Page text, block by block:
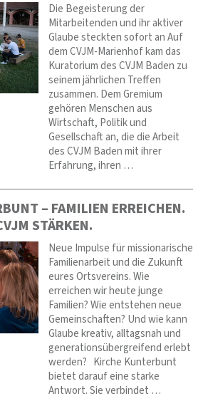
Die Begeisterung der
Mitarbeitenden und ihr aktiver
Glaube steckten sofort an Auf
dem CVJM-Marienhof kam das
Kuratorium des CVJM Baden zu
seinem jährlichen Treffen
zusammen. Dem Gremium
gehören Menschen aus
Wirtschaft, Politik und
Gesellschaft an, die die Arbeit
des CVJM Baden mit ihrer
Erfahrung, ihren …
– FAMILIEN ERREICHEN.
STÄRKEN.
Neue Impulse für missionarische
Familienarbeit und die Zukunft
eures Ortsvereins. Wie
erreichen wir heute junge
Familien? Wie entstehen neue
Gemeinschaften? Und wie kann
Glaube kreativ, alltagsnah und
generationsübergreifend erlebt
werden? Kirche Kunterbunt
bietet darauf eine starke
Antwort. Sie verbindet …